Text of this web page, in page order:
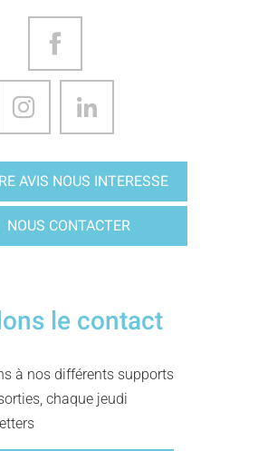
AVIS NOUS INTERESSE
NOUS CONTACTER
le contact
à nos différents supports
chaque jeudi